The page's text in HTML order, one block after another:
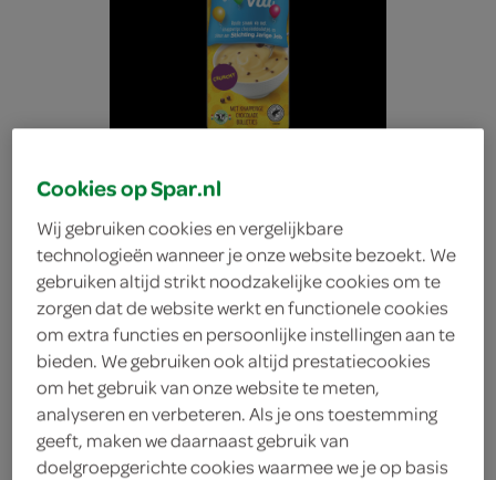
Melkunie vanille crunch
Melkunie
2.
59
1 Liter
Cookies op Spar.nl
Wij gebruiken cookies en vergelijkbare
technologieën wanneer je onze website bezoekt. We
gebruiken altijd strikt noodzakelijke cookies om te
zorgen dat de website werkt en functionele cookies
om extra functies en persoonlijke instellingen aan te
bieden. We gebruiken ook altijd prestatiecookies
om het gebruik van onze website te meten,
analyseren en verbeteren. Als je ons toestemming
geeft, maken we daarnaast gebruik van
doelgroepgerichte cookies waarmee we je op basis